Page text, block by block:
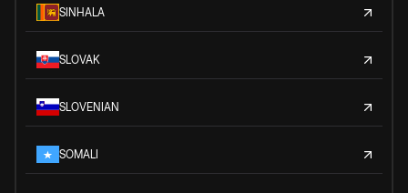
SINHALA
SLOVAK
SLOVENIAN
SOMALI